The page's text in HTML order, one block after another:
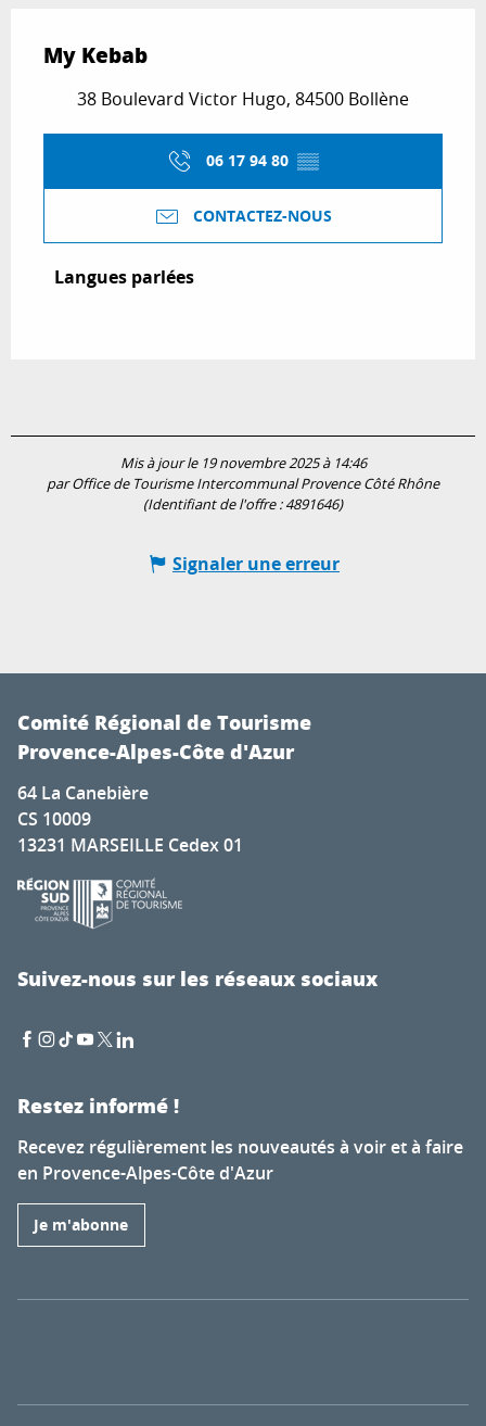
My Kebab
38 Boulevard Victor Hugo, 84500 Bollène
06 17 94 80 ▒▒
CONTACTEZ-NOUS
Langues parlées
Langues parlées
Mis à jour le 19 novembre 2025 à 14:46
par Office de Tourisme Intercommunal Provence Côté Rhône
(Identifiant de l'offre :4891646)
Signaler une erreur
Comité Régional de Tourisme
Provence-Alpes-Côte d'Azur
64 La Canebière
CS 10009
13231 MARSEILLE Cedex 01
Suivez-nous sur les réseaux sociaux
Restez informé !
Recevez régulièrement les nouveautés à voir et à faire
en Provence-Alpes-Côte d'Azur
Je m'abonne